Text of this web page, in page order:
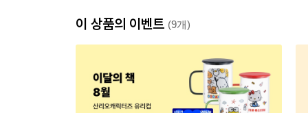
이 상품의 이벤트 (9개)